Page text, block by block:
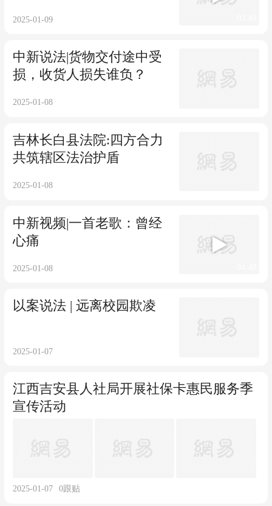
2025-01-09
中新说法|货物交付途中受
损，收货人损失谁负？
2025-01-08
吉林长白县法院:四方合力
共筑辖区法治护盾
2025-01-08
中新视频|一首老歌：曾经
心痛
2025-01-08
以案说法 | 远离校园欺凌
2025-01-07
江西吉安县人社局开展社保卡惠民服务季
宣传活动
2025-01-07 0跟贴